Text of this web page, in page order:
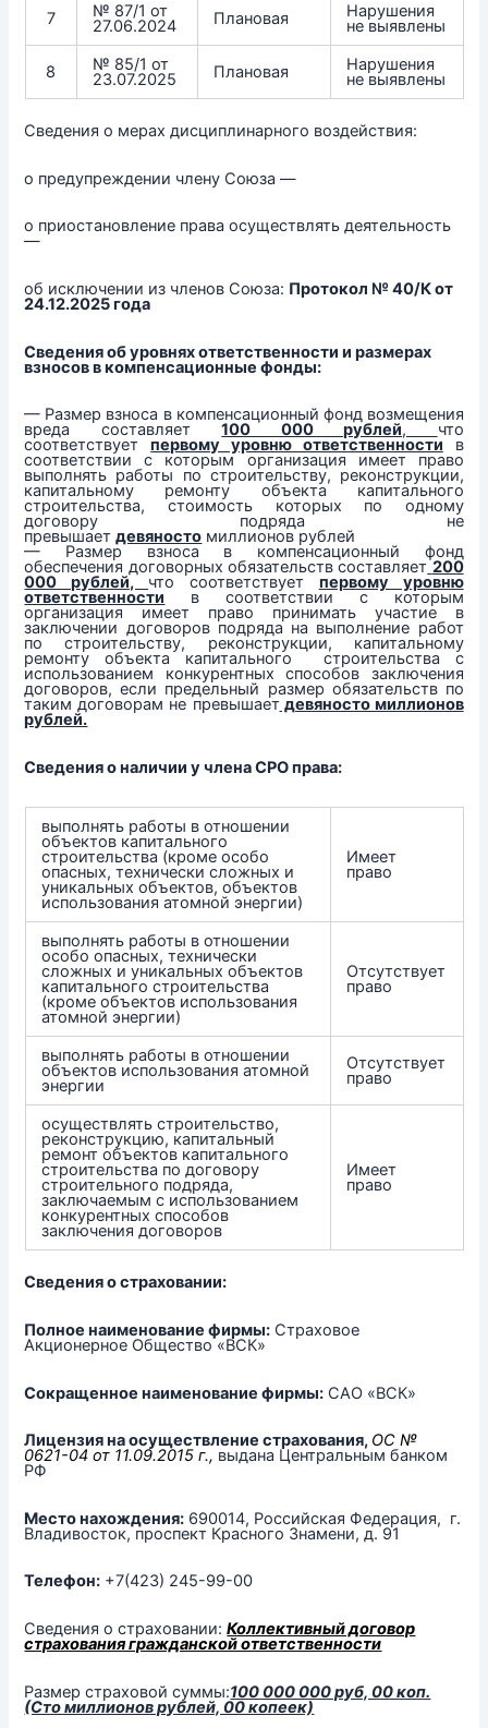
7 № 87/1 от
27.06.2024 Плановая Нарушения
не выявлены
8 № 85/1 от
23.07.2025 Плановая Нарушения
не выявлены
Сведения о мерах дисциплинарного воздействия:
о предупреждении члену Союза —
о приостановление права осуществлять деятельность
—
об исключении из членов Союза: Протокол № 40/К от
24.12.2025 года
Сведения об уровнях ответственности и размерах
взносов в компенсационные фонды:
— Размер взноса в компенсационный фонд возмещения
вреда составляет100 000 рублей, что
соответствуетпервому уровню ответственности в
соответствии с которым организация имеет право
выполнять работы по строительству, реконструкции,
капитальному ремонту объекта капитального
строительства, стоимость которых по одному
договору подряда не
превышаетдевяносто миллионов рублей
— Размер взноса в компенсационный фонд
обеспечения договорных обязательств составляет 200
000 рублей, что соответствует первому уровню
ответственности в соответствии с которым
организация имеет право принимать участие в
заключении договоров подряда на выполнение работ
по строительству, реконструкции, капитальному
ремонту объекта капитального строительства с
использованием конкурентных способов заключения
договоров, если предельный размер обязательств по
таким договорам не превышает девяносто миллионов
рублей.
Сведения о наличии у члена СРО права:
выполнять работы в отношении
объектов капитального
строительства (кроме особо
опасных, технически сложных и
уникальных объектов, объектов
использования атомной энергии)
Имеет
право
выполнять работы в отношении
особо опасных, технически
сложных и уникальных объектов
капитального строительства
(кроме объектов использования
атомной энергии)
Отсутствует
право
выполнять работы в отношении
объектов использования атомной
энергии
Отсутствует
право
осуществлять строительство,
реконструкцию, капитальный
ремонт объектов капитального
строительства по договору
строительного подряда,
заключаемым с использованием
конкурентных способов
заключения договоров
Имеет
право
Сведения о страховании:
Полное наименование фирмы: Страховое
Акционерное Общество «ВСК»
Сокращенное наименование фирмы: САО «ВСК»
Лицензия на осуществление страхования, ОС №
0621-04 от 11.09.2015 г., выдана Центральным банком
РФ
Место нахождения: 690014, Российская Федерация, г.
Владивосток, проспект Красного Знамени, д. 91
Телефон: +7(423) 245-99-00
Сведения о страховании:Коллективный договор
страхования гражданской ответственности
Размер страховой суммы:100 000 000 руб, 00 коп.
(Сто миллионов рублей, 00 копеек)